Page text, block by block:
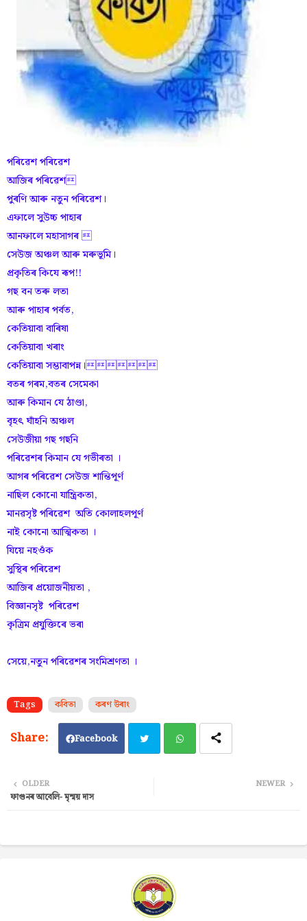
পৰিৱেশ পৰিৱেশ
আজিৰ পৰিৱেশ
পুৰণি আৰু নতুন পৰিৱেশ।
এফালে সুউচ্চ পাহাৰ
আনফালে মহাসাগৰ 
সেউজ অঞ্চল আৰু মৰুভূমি।
প্ৰকৃতিৰ কিযে ৰূপ!!
গছ বন তৰু লতা
আৰু পাহাৰ পৰ্বত,
কেতিয়াবা বাৰিষা
কেতিয়াবা খৰাং
কেতিয়াবা সম্ভাবাপন্ন।
বতৰ গৰম,বতৰ সেমেকা
আৰু কিমান যে ঠাণ্ডা,
বৃহৎ ঘাঁহনি অঞ্চল
সেউজীয়া গছ গছনি
পৰিৱেশৰ কিমান যে গভীৰতা ।
আগৰ পৰিৱেশ সেউজ শান্তিপূৰ্ণ
নাছিল কোনো যান্ত্ৰিকতা,
মানৱসৃষ্ট পৰিৱেশ অতি কোলাহলপূৰ্ণ
নাই কোনো আত্মিকতা ।
যিয়ে নহওঁক
সুস্থিৰ পৰিৱেশ
আজিৰ প্ৰয়োজনীয়তা ,
বিজ্ঞানসৃষ্ট পৰিৱেশ
কৃত্ৰিম প্ৰযুক্তিৰে ভৰা
সেয়ে,নতুন পৰিৱেশৰ সংমিশ্ৰণতা ।
Tags কবিতা কৰণ উৰাং
Facebook
NEWER
OLDER
ফাগুনৰ আবেলি- মৃন্ময় দাস